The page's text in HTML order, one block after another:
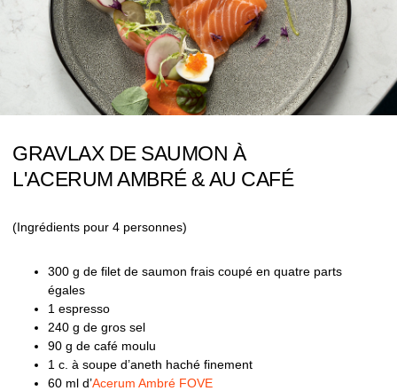
GRAVLAX DE SAUMON À
L'ACERUM AMBRÉ & AU CAFÉ
(Ingrédients pour 4 personnes)
300 g de filet de saumon frais coupé en quatre parts
égales
1 espresso
240 g de gros sel
90 g de café moulu
1 c. à soupe d’aneth haché finement
60 ml d’Acerum Ambré FOVE